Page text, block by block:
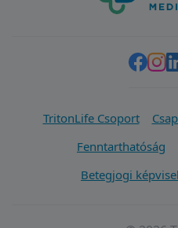
TritonLife Csoport
Fenntarthatóság
Betegjogi